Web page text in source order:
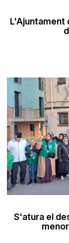
L'Ajuntament
S'atura el